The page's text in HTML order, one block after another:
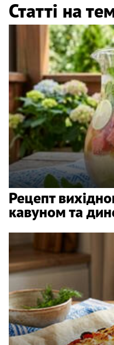
Статті на
Рецепт
кавуном та